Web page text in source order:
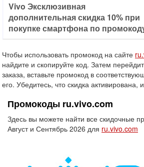
Vivo Эксклюзивная
дополнительная скидка 10% при
покупке смартфона по
Чтобы использовать промокод на сайте
найдите и скопируйте код. Затем
заказа, вставьте промокод в
его. Убедитесь, что скидка активирована,
Промокоды ru.vivo.com
Здесь вы можете найти все скидочные
Август и Сентябрь 2026 для ru.vivo.com